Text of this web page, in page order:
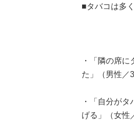
■タバコは多
・「隣の席
た」（男性／
・「自分が
げる」（女性